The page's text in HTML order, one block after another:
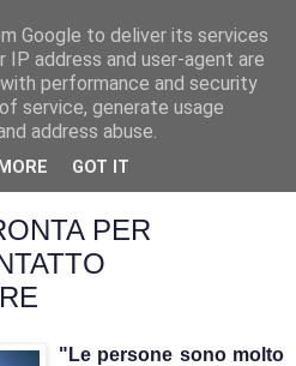
PER
"Le persone sono molto
Google to deliver its services
IP address and user-agent are
performance and security
service, generate usage
address abuse.
GOT IT